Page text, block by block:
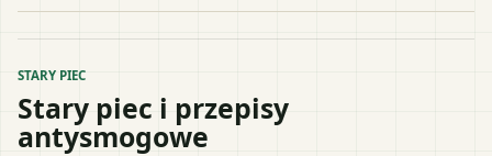
STARY PIEC
Stary piec i przepisy
antysmogowe